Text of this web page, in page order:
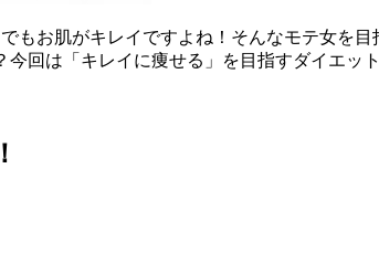
もお肌がキレイですよね！そんなモテ女を
回は「キレイに痩せる」を目指すダイエッ